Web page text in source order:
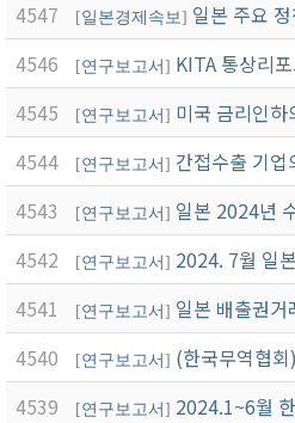
針
4547 [일본경제속보] 일본 주요
4546 [연구보고서] KITA 통상리
4545 [연구보고서] 미국 금리인하
4544 [연구보고서] 간접수출 기업
4543 [연구보고서] 일본 2024년
4542 [연구보고서] 2024. 7월 일
4541 [연구보고서] 일본 배출권
4540 [연구보고서] (한국무역협
4539 [연구보고서] 2024.1~6월